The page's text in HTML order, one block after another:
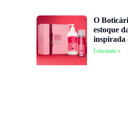
O
estoque
inspirada
Leia mais »